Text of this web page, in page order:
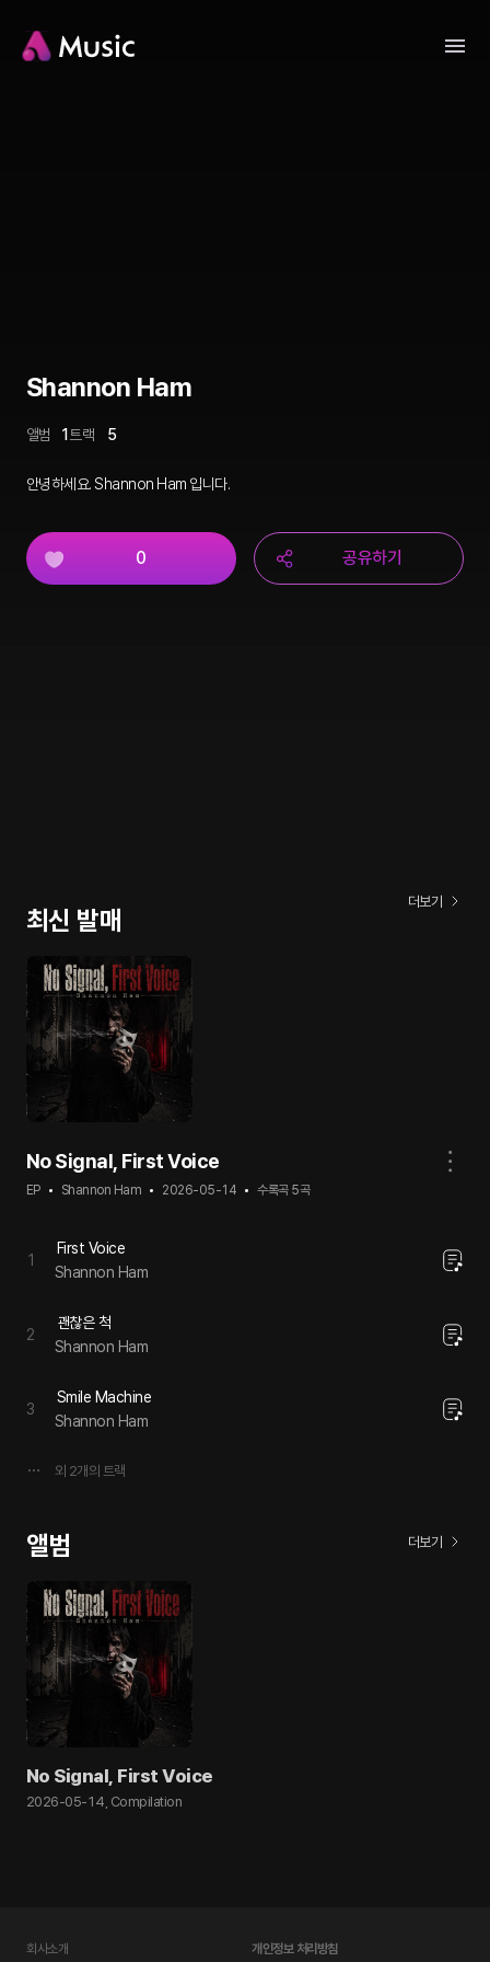
Shannon Ham
앨범 1 트랙 5
안녕하세요. Shannon Ham 입니다.
0 공유하기
최신 발매
더보기
No Signal, First Voice
EP Shannon Ham 2026-05-14 수록곡 5곡
1
First Voice
Shannon Ham
2
괜찮은 척
Shannon Ham
3
Smile Machine
Shannon Ham
외 2개의 트랙
앨범 더보기
No Signal, First Voice
2026-05-14 Compilation
회사소개 개인정보 처리방침